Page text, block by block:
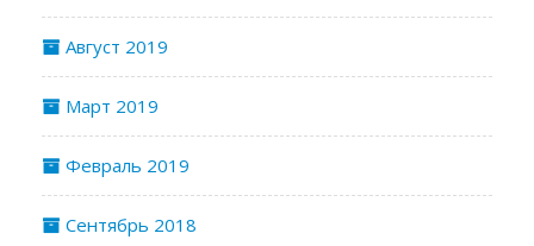
Август 2019
Март 2019
Февраль 2019
Сентябрь 2018